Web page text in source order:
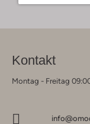
Kontakt
Montag - Freitag